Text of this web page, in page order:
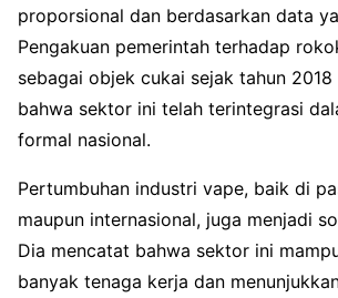
proporsional dan berdasarkan data
Pengakuan pemerintah terhadap
sebagai objek cukai sejak tahun 2018
bahwa sektor ini telah terintegrasi
formal nasional.
Pertumbuhan industri vape, baik di
maupun internasional, juga menjadi
Dia mencatat bahwa sektor ini
banyak tenaga kerja dan